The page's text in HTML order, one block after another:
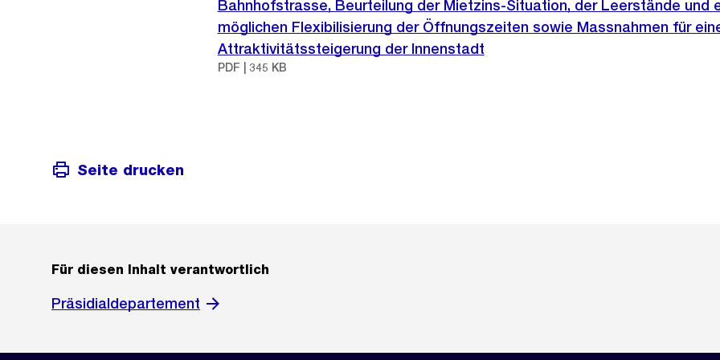
Bahnhofstrasse, Beurteilung der Mietzins-Situation, der Leerstände und
möglichen Flexibilisierung der Öffnungszeiten sowie Massnahmen für
Attraktivitätssteigerung der Innenstadt
PDF | 345 KB
Seite drucken
Für diesen Inhalt verantwortlich
Präsidialdepartement